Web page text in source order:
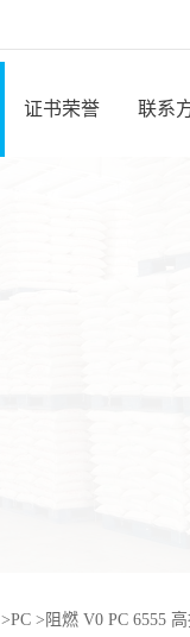
证书荣誉 联系
>PC > 阻燃 V0 PC 6555